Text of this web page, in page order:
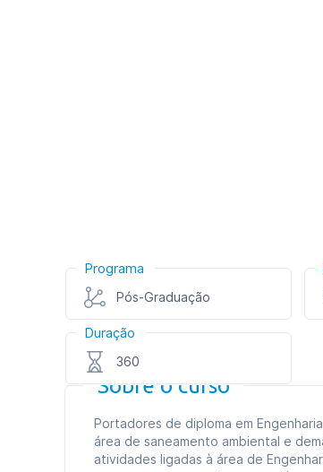
Programa
Pós-Graduação
Duração
360
Sobre o curso
Portadores de diploma em
área de saneamento ambiental e
atividades ligadas à área de